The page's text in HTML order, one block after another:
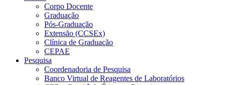
Corpo Docente
Graduação
Pós-Graduação
Extensão (CCSEx)
Clínica de Graduação
CEPAE
Pesquisa
Coordenadoria de Pesquisa
Banco Virtual de Reagentes de Laboratórios